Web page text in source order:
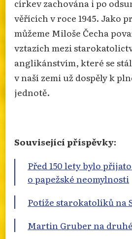
církev zachována i po
věřících v roce 1945. Jako
můžeme Miloše Čecha
vztazích mezi
anglikánstvím, které se
v naší zemi už dospěly k
jednotě.
Související příspěvky:
Před 150 lety bylo
o papežské neomylnosti
Potíže starokatolíků na
Martin Gruber na